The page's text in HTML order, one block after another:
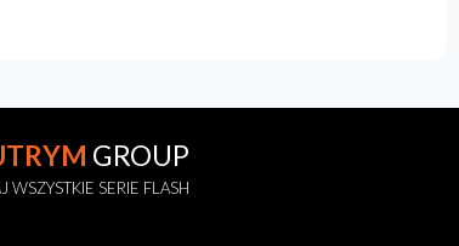
GROUP
WSZYSTKIE SERIE FLASH